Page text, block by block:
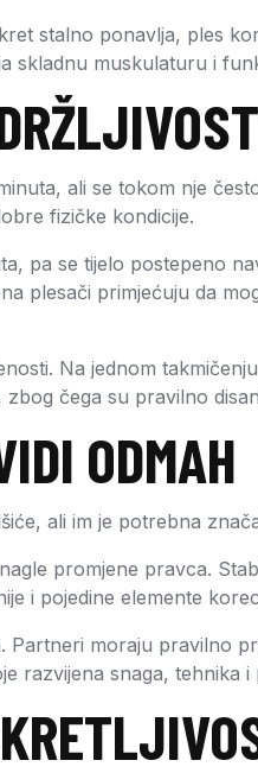
stalno ponavlja, ples
skladnu muskulaturu i
ali se tokom nje
fizičke kondicije.
pa se tijelo postepeno
plesači primjećuju da
Na jednom
čega su pravilno
ODMAH
ali im je potrebna
promjene pravca.
i pojedine elemente
moraju pravilno
razvijena snaga, tehnika i